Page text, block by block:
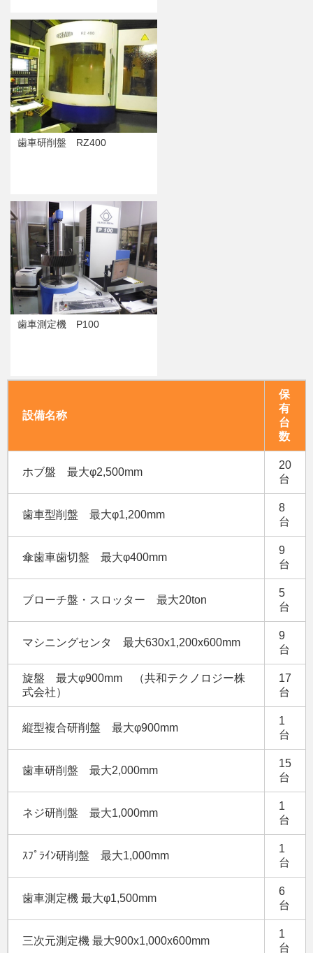
歯車研削盤 RZ400
歯車測定機 P100
設備名称
保
有
台
数
ホブ盤 最大φ2,500mm
20
台
歯車型削盤 最大φ1,200mm
8
台
傘歯車歯切盤 最大φ400mm
9
台
ブローチ盤・スロッター 最大20ton
5
台
マシニングセンタ 最大630x1,200x600mm
9
台
旋盤 最大φ900mm （共和テクノロジー株
式会社）
17
台
縦型複合研削盤 最大φ900mm
1
台
歯車研削盤 最大2,000mm
15
台
ネジ研削盤 最大1,000mm
1
台
ｽﾌﾟﾗｲﾝ研削盤 最大1,000mm
1
台
歯車測定機 最大φ1,500mm
6
台
三次元測定機 最大900x1,000x600mm
1
台